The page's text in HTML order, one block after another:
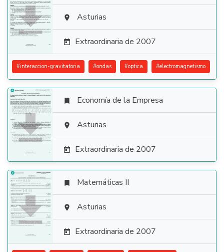
  Asturias
 Extraordinaria de 2007
#interaccion-gravitatoria #ondas #optica #electromagnetismo

 Economía de la Empresa
 Asturias
 Extraordinaria de 2007

 Matemáticas II
 Asturias
 Extraordinaria de 2007